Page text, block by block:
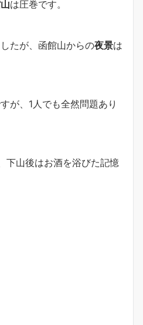
は圧巻です。
たが、函館山からの夜景は
が、1人でも全然問題あり
下山後はお酒を浴びた記憶